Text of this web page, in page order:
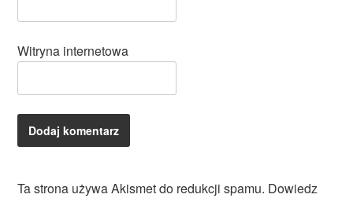
Witryna internetowa
Ta strona używa Akismet do redukcji spamu. Dowiedz